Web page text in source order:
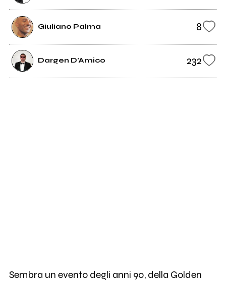
Giuliano Palma 8
Dargen D'Amico 232
Sembra un evento degli anni 90, della Golden